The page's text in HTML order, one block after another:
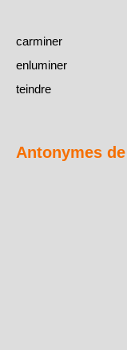
carminer
enluminer
teindre
Antonymes de